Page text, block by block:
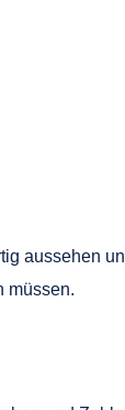
aussehen
müssen.